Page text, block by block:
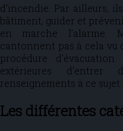
d’incendie. Par ailleurs,
bâtiment, guider et
en marche l’alarme.
cantonnent pas à cela vu
procédure
extérieures d’entrer
renseignements à ce sujet
Les différentes